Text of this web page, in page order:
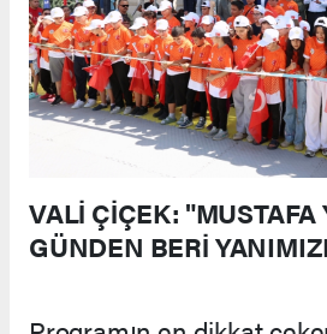
VALİ ÇİÇEK: "MUSTAFA
GÜNDEN BERİ